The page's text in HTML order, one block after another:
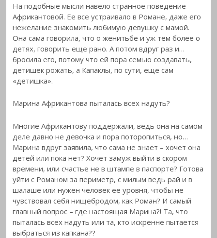
На подобные мысли навело странное поведение
Африкантовой. Ее все устраивало в Романе, даже его
нежелание знакомить любимую девушку с мамой.
Она сама говорила, что о женитьбе и уж тем более о
детях, говорить еще рано. А потом вдруг раз и…
бросила его, потому что ей пора семью создавать,
детишек рожать, а Капаклы, по сути, еще сам
«детишка».
Марина Африкантова пыталась всех надуть?
Многие Африкантову поддержали, ведь она на самом
деле давно не девочка и пора поторопиться, но…
Марина вдруг заявила, что сама не знает – хочет она
детей или пока нет? Хочет замуж выйти в скором
времени, или счастье не в штампе в паспорте? Готова
уйти с Романом за периметр, с милым ведь рай и в
шалаше или нужен человек ее уровня, чтобы не
чувствовал себя нищебродом, как Роман? И самый
главный вопрос – где настоящая Марина?! Та, что
пыталась всех надуть или та, кто искренне пытается
выбраться из капкана??